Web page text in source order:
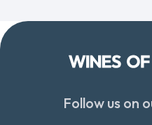
Follow us on